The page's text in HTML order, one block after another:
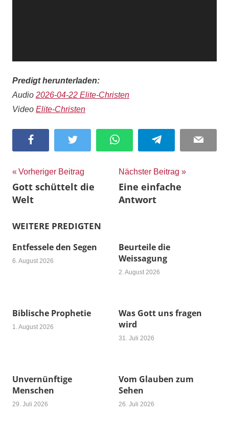
Predigt herunterladen:
Audio 2026-04-22 Elite-Christen
Video Elite-Christen
Facebook Twitter WhatsApp Telegram Email
Beitragsnavigation
Vorheriger Beitrag
Gott schüttelt die
Welt
Nächster Beitrag
Eine einfache
Antwort
WEITERE PREDIGTEN
Entfessele den Segen
6. August 2026
Beurteile die
Weissagung
2. August 2026
Biblische Prophetie
1. August 2026
Was Gott uns fragen
wird
31. Juli 2026
Unvernünftige
Menschen
29. Juli 2026
Vom Glauben zum
Sehen
26. Juli 2026